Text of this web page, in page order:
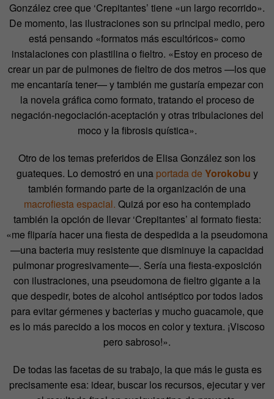
González cree que ‘Crepitantes’ tiene «un largo recorrido».
De momento, las ilustraciones son su principal medio, pero
está pensando «formatos más escultóricos» como
instalaciones con plastilina o fieltro. «Estoy en proceso de
crear un par de pulmones de fieltro de dos metros —los que
me encantaría tener— y también me gustaría empezar con
la novela gráfica como formato, tratando el proceso de
negación-negociación-aceptación y otras tribulaciones del
moco y la fibrosis quística».
Otro de los temas preferidos de Elisa González son los
guateques. Lo demostró en una portada de Yorokobu y
también formando parte de la organización de una
macrofiesta espacial. Quizá por eso ha contemplado
también la opción de llevar ‘Crepitantes’ al formato fiesta:
«me fliparía hacer una fiesta de despedida a la pseudomona
—una bacteria muy resistente que disminuye la capacidad
pulmonar progresivamente—. Sería una fiesta-exposición
con ilustraciones, una pseudomona de fieltro gigante a la
que despedir, botes de alcohol antiséptico por todos lados
para evitar gérmenes y bacterias y mucho guacamole, que
es lo más parecido a los mocos en color y textura. ¡Viscoso
pero sabroso!».
De todas las facetas de su trabajo, la que más le gusta es
precisamente esa: idear, buscar los recursos, ejecutar y ver